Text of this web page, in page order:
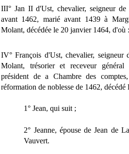
III° Jan II d'Ust, chevalier, seigneur de
avant 1462, marié avant 1439 à
Molant, décédée le 20 janvier 1464, d'où :
IV° François d'Ust, chevalier, seigneur
Molant, trésorier et receveur
président de a Chambre des
réformation de noblesse de 1462, décédé
1° Jean, qui suit ;
2° Jeanne, épouse de Jean de
Vauvert.